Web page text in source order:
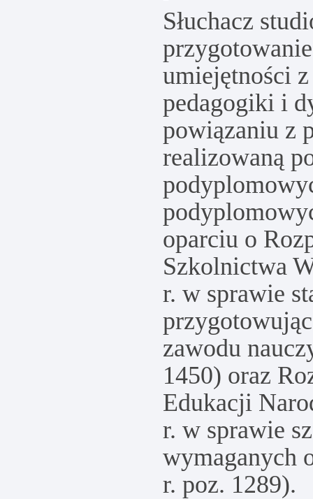
Słuchacz
umiejętności
pedagogiki i
powiązaniu z
realizowaną
oparciu o
Szkolnictwa
r. w sprawie
zawodu
1450) oraz
Edukacji
r. w sprawie
wymaganych
r. poz. 1289).